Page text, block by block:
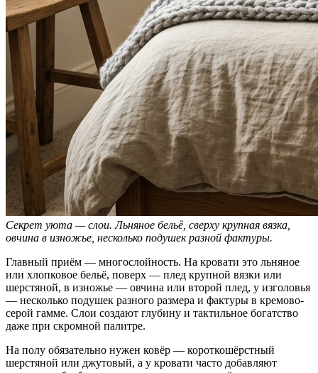
Секрет уюта — слои. Льняное бельё, сверху крупная вязка,
овчина в изножье, несколько подушек разной фактуры.
Главный приём — многослойность. На кровати это льняное
или хлопковое бельё, поверх — плед крупной вязки или
шерстяной, в изножье — овчина или второй плед, у изголовья
— несколько подушек разного размера и фактуры в кремово-
серой гамме. Слои создают глубину и тактильное богатство
даже при скромной палитре.
На полу обязательно нужен ковёр — короткошёрстный
шерстяной или джутовый, а у кровати часто добавляют